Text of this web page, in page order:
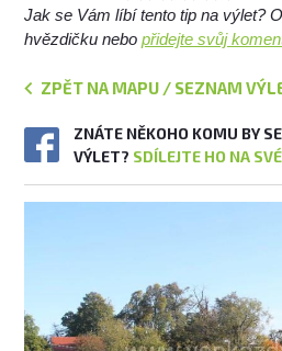
Jak se Vám líbí tento tip na výlet?
hvězdičku nebopřidejte svůj
ZPĚT NA MAPU / SEZNAM
ZNÁTE NĚKOHO KOMU BY
VÝLET? SDÍLEJTE HO NA